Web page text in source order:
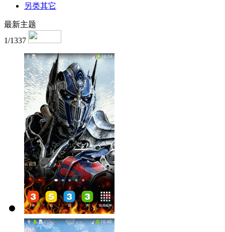
另类其它
最新主题
1/1337